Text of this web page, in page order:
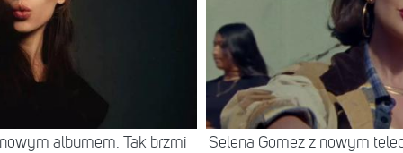
albumem. Tak brzmi
Selena Gomez z nowym